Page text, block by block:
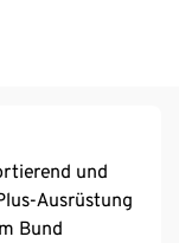
und
Ausrüstung
Bund